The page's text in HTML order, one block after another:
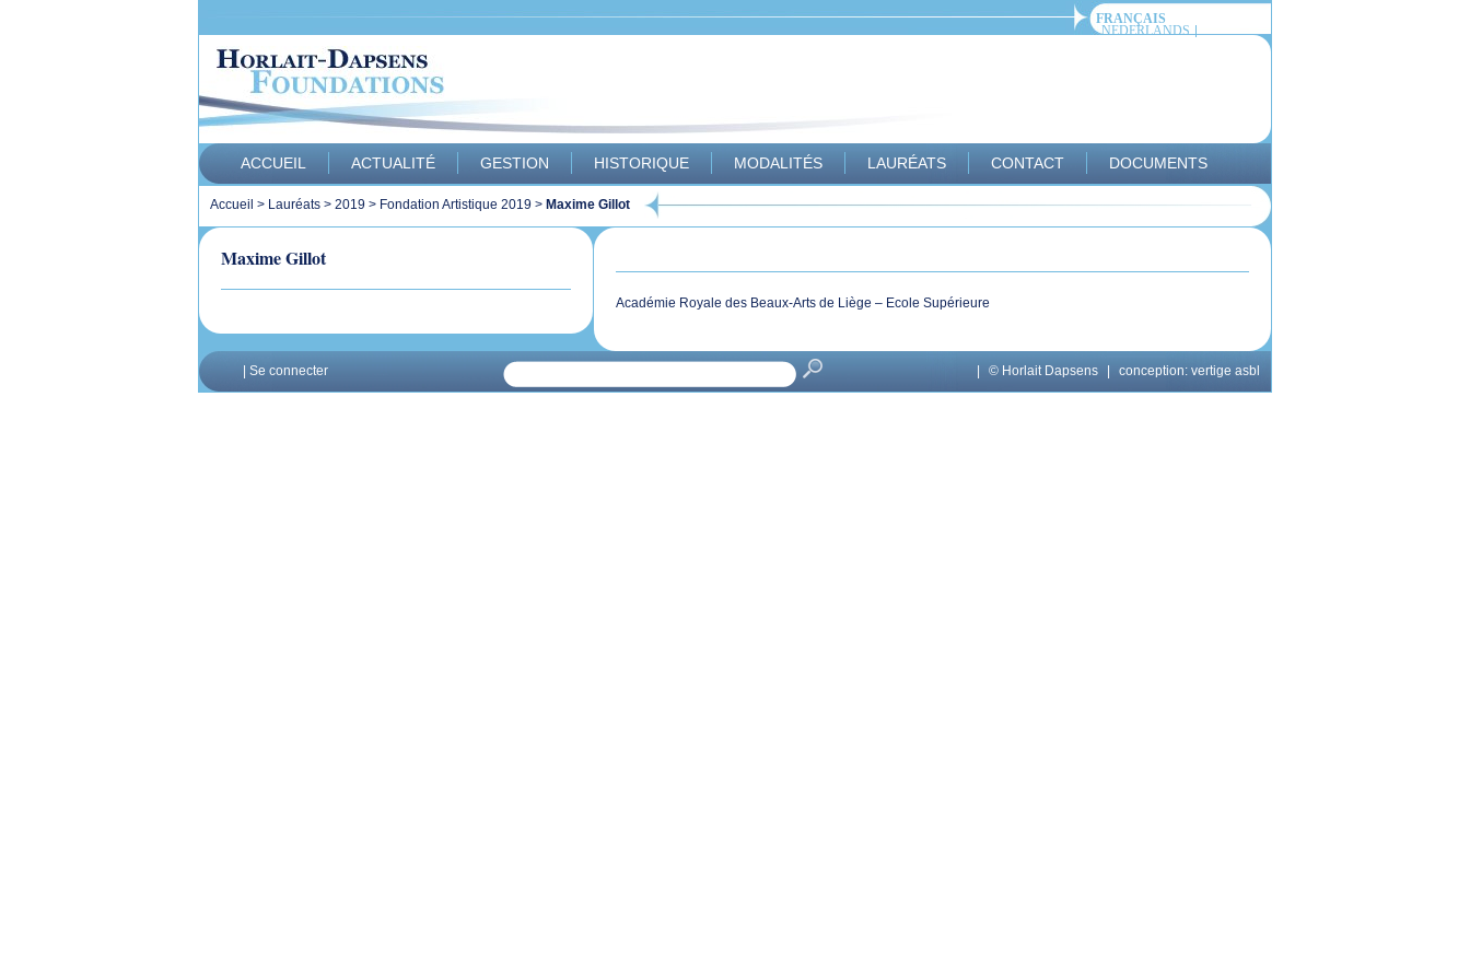
FRANÇAIS
NEDERLANDS
ACCUEIL ACTUALITÉ GESTION HISTORIQUE MODALITÉS LAURÉATS CONTACT DOCUMENTS
Accueil > Lauréats > 2019 > Fondation Artistique 2019 > Maxime Gillot
Maxime Gillot
Académie Royale des Beaux-Arts de Liège – Ecole Supérieure
Se connecter © Horlait Dapsens conception: vertige asbl